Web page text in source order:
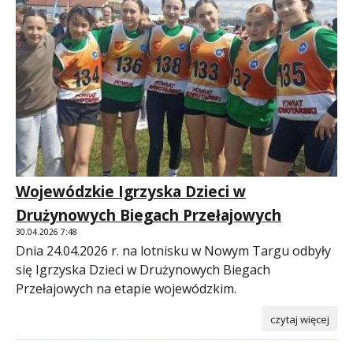
Wojewódzkie Igrzyska Dzieci w
Drużynowych Biegach Przełajowych
30.04.2026 7:48
Dnia 24.04.2026 r. na lotnisku w Nowym Targu odbyły
się Igrzyska Dzieci w Drużynowych Biegach
Przełajowych na etapie wojewódzkim.
czytaj więcej